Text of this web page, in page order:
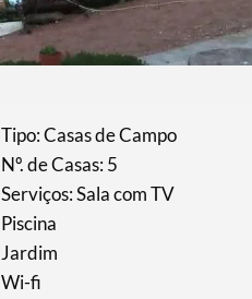
​Tipo: Casas de Campo
Nº. de Casas: 5
Serviços: Sala com TV
Piscina
Jardim
Wi-fi